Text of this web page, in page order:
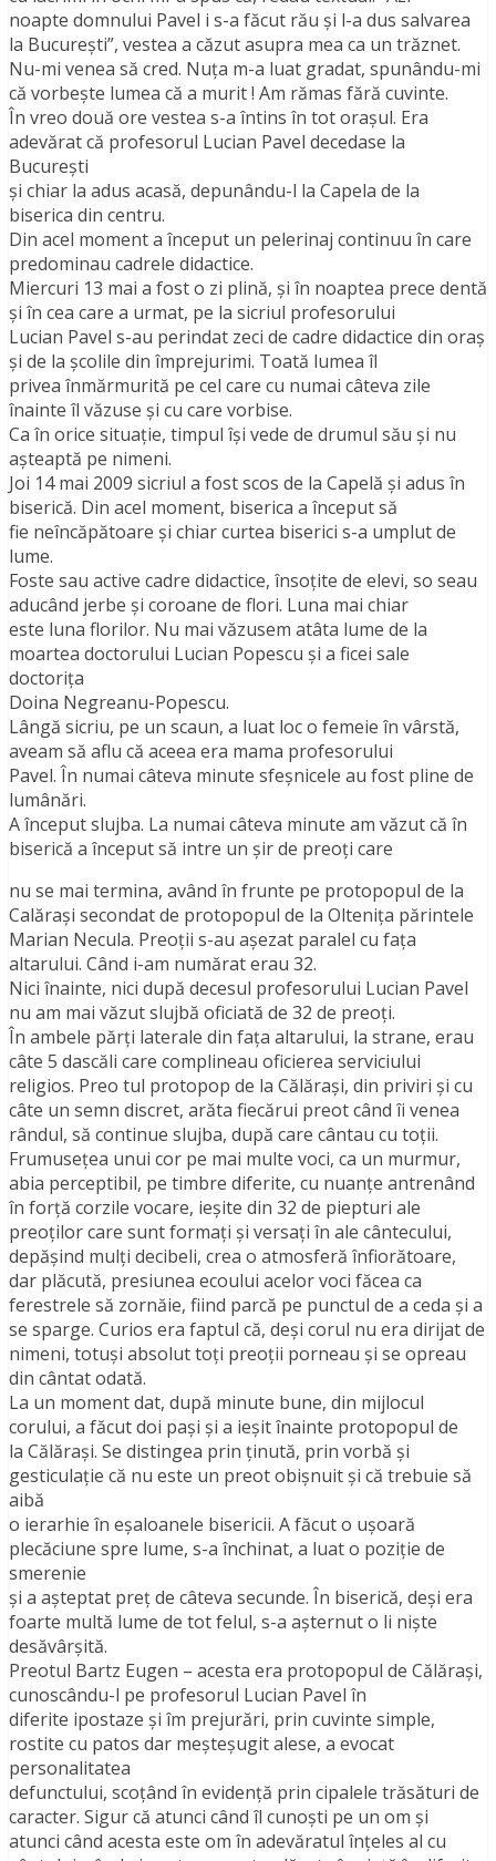
noapte domnului Pavel i s-a făcut rău şi l-a dus salvarea
la Bucureşti”, vestea a căzut asupra mea ca un trăznet.
Nu-mi venea să cred. Nuţa m-a luat gradat, spunându-mi
că vorbeşte lumea că a murit ! Am rămas fără cuvinte.
În vreo două ore vestea s-a întins în tot oraşul. Era
adevărat că profesorul Lucian Pavel decedase la
Bucureşti
şi chiar la adus acasă, depunându-l la Capela de la
biserica din centru.
Din acel moment a început un pelerinaj continuu în care
predominau cadrele didactice.
Miercuri 13 mai a fost o zi plină, şi în noaptea prece dentă
şi în cea care a urmat, pe la sicriul profesorului
Lucian Pavel s-au perindat zeci de cadre didactice din oraş
şi de la şcolile din împrejurimi. Toată lumea îl
privea înmărmurită pe cel care cu numai câteva zile
înainte îl văzuse şi cu care vorbise.
Ca în orice situaţie, timpul îşi vede de drumul său şi nu
aşteaptă pe nimeni.
Joi 14 mai 2009 sicriul a fost scos de la Capelă şi adus în
biserică. Din acel moment, biserica a început să
fie neîncăpătoare şi chiar curtea biserici s-a umplut de
lume.
Foste sau active cadre didactice, însoțite de elevi, so seau
aducând jerbe şi coroane de flori. Luna mai chiar
este luna florilor. Nu mai văzusem atâta lume de la
moartea doctorului Lucian Popescu şi a ficei sale
doctoriţa
Doina Negreanu-Popescu.
Lângă sicriu, pe un scaun, a luat loc o femeie în vârstă,
aveam să aflu că aceea era mama profesorului
Pavel. În numai câteva minute sfeșnicele au fost pline de
lumânări.
A început slujba. La numai câteva minute am văzut că în
biserică a început să intre un şir de preoţi care
nu se mai termina, având în frunte pe protopopul de la
Calăraşi secondat de protopopul de la Olteniţa părintele
Marian Necula. Preoţii s-au aşezat paralel cu faţa
altarului. Când i-am numărat erau 32.
Nici înainte, nici după decesul profesorului Lucian Pavel
nu am mai văzut slujbă oficiată de 32 de preoţi.
În ambele părţi laterale din faţa altarului, la strane, erau
câte 5 dascăli care complineau oficierea serviciului
religios. Preo tul protopop de la Călăraşi, din priviri şi cu
câte un semn discret, arăta fiecărui preot când îi venea
rândul, să continue slujba, după care cântau cu toţii.
Frumuseţea unui cor pe mai multe voci, ca un murmur,
abia perceptibil, pe timbre diferite, cu nuanţe antrenând
în forţă corzile vocare, ieşite din 32 de piepturi ale
preoţilor care sunt formaţi şi versaţi în ale cântecului,
depăşind mulţi decibeli, crea o atmosferă înfiorătoare,
dar plăcută, presiunea ecoului acelor voci făcea ca
ferestrele să zornăie, fiind parcă pe punctul de a ceda şi a
se sparge. Curios era faptul că, deşi corul nu era dirijat de
nimeni, totuşi absolut toţi preoţii porneau şi se opreau
din cântat odată.
La un moment dat, după minute bune, din mijlocul
corului, a făcut doi paşi şi a ieşit înainte protopopul de
la Călăraşi. Se distingea prin ţinută, prin vorbă şi
gesticulaţie că nu este un preot obişnuit şi că trebuie să
aibă
o ierarhie în eşaloanele bisericii. A făcut o uşoară
plecăciune spre lume, s-a închinat, a luat o poziţie de
smerenie
şi a aşteptat preţ de câteva secunde. În biserică, deşi era
foarte multă lume de tot felul, s-a aşternut o li nişte
desăvârşită.
Preotul Bartz Eugen – acesta era protopopul de Călăraşi,
cunoscându-l pe profesorul Lucian Pavel în
diferite ipostaze şi îm prejurări, prin cuvinte simple,
rostite cu patos dar meşteşugit alese, a evocat
personalitatea
defunctului, scoţând în evidenţă prin cipalele trăsături de
caracter. Sigur că atunci când îl cunoşti pe un om și
atunci când acesta este om în adevăratul înţeles al cu